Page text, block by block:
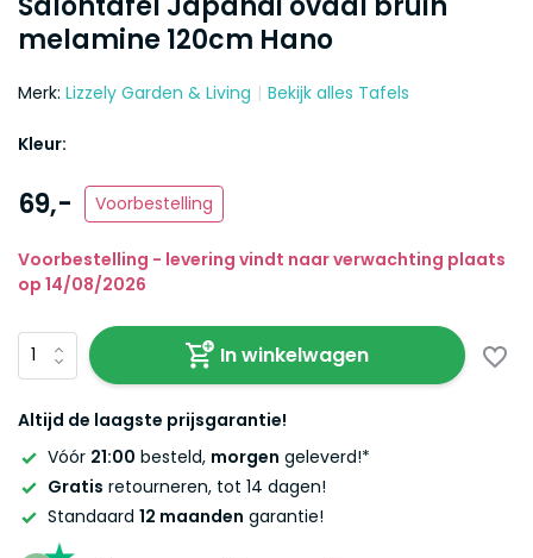
melamine 120cm Hano
Merk: Lizzely Garden & Living Bekijk alles Tafels
Kleur:
69,- Voorbestelling
Voorbestelling - levering vindt naar verwachting plaats
op 14/08/2026
In winkelwagen
Altijd de laagste prijsgarantie!
Vóór 21:00 besteld, morgen geleverd!*
Gratis retourneren, tot 14 dagen!
Standaard 12 maanden garantie!